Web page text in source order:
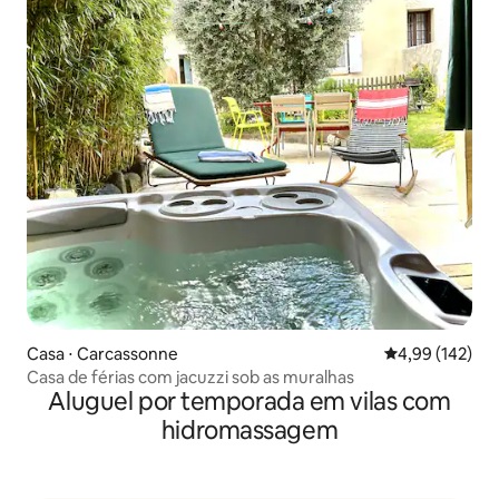
Casa ⋅ Carcassonne 4,99 de uma
4,99 (142)
Casa de férias com jacuzzi sob as muralhas
Aluguel por temporada em vilas com
hidromassagem